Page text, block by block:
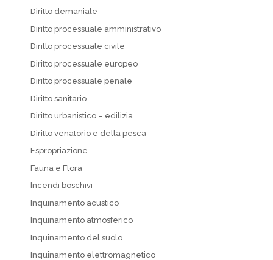
Diritto demaniale
Diritto processuale amministrativo
Diritto processuale civile
Diritto processuale europeo
Diritto processuale penale
Diritto sanitario
Diritto urbanistico – edilizia
Diritto venatorio e della pesca
Espropriazione
Fauna e Flora
Incendi boschivi
Inquinamento acustico
Inquinamento atmosferico
Inquinamento del suolo
Inquinamento elettromagnetico